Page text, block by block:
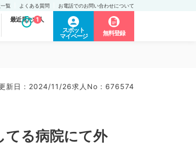
覧 よくある質問 お電話でのお問い合わせについて
最近見た求人
1
スポット
マイページ
無料登録
新日 : 2024/11/26求人No : 676574
てる病院にて外